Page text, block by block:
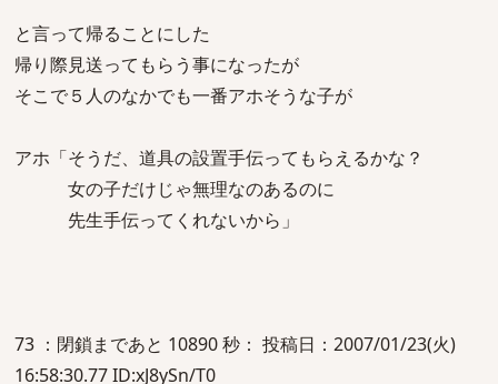
と言って帰ることにした
帰り際見送ってもらう事になったが
そこで５人のなかでも一番アホそうな子が
アホ「そうだ、道具の設置手伝ってもらえるかな？
女の子だけじゃ無理なのあるのに
先生手伝ってくれないから」
73 ：閉鎖まであと 10890 秒： 投稿日：2007/01/23(火)
16:58:30.77 ID:xJ8ySn/T0